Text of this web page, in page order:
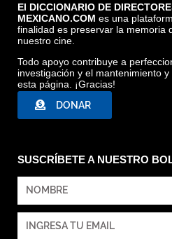
El DICCIONARIO DE
MEXICANO.COM es una
finalidad es preservar la memoria
nuestro cine.
Todo apoyo contribuye a
investigación y el mantenimiento
esta página. ¡Gracias!
DONAR
SUSCRÍBETE A NUESTRO